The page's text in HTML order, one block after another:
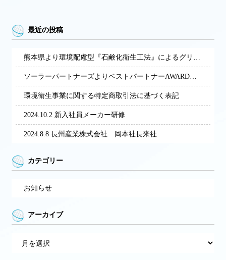
最近の投稿
環境衛生事業に関する特定商取引法に基づく表記
2024.10.2 新入社員メーカー研修
2024.8.8 長州産業株式会社 岡本社長来社
カテゴリー
お知らせ
アーカイブ